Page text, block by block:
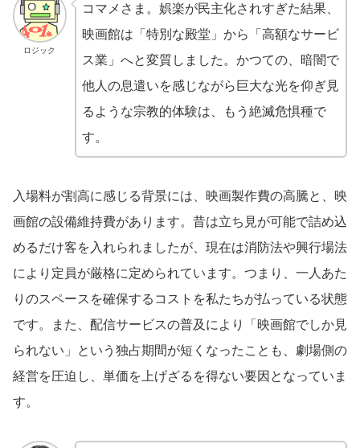
ロジック
コマメさま。娯楽が民主化されすぎた結果、
映画館は「特別な殿堂」から「高額なサービ
ス業」へと変質しました。かつての、暗闇で
他人の息遣いを感じながら巨大な光を仰ぎ見
るような宗教的体験は、もう絶滅危惧種で
す。
入場料が割高に感じる背景には、映画製作費の高騰と、映
画館の設備維持費があります。昔は立ち見が可能で詰め込
めるだけ客を入れられましたが、現在は消防法や興行場法
により定員が厳格に定められています。つまり、一人あた
りのスペースを確保するコストを私たちが払っている状態
です。また、配信サービスの普及により「映画館でしか見
られない」という独占期間が短くなったことも、劇場側の
経営を圧迫し、単価を上げざるを得ない要因となっていま
す。